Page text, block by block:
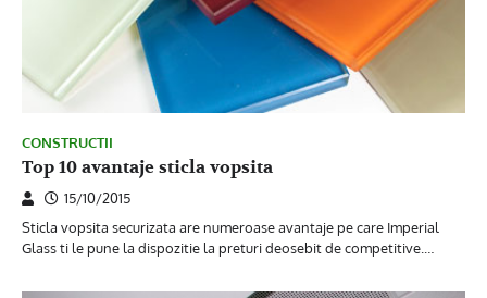
CONSTRUCTII
Top 10 avantaje sticla vopsita
15/10/2015
Sticla vopsita securizata are numeroase avantaje pe care Imperial
Glass ti le pune la dispozitie la preturi deosebit de competitive.…